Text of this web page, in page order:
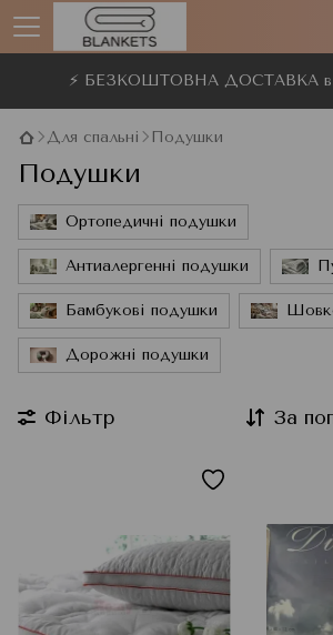
⚡ БЕЗКОШТОВНА ДОСТАВКА
Для спальні Подушки
Подушки
Ортопедичні подушки
Антиалергенні подушки
Бамбукові подушки
Дорожні подушки
Фільтр За